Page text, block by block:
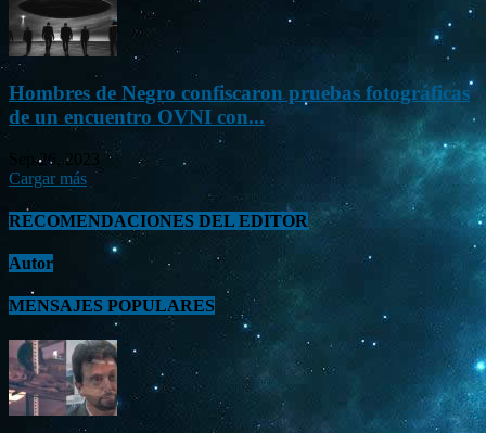
Hombres de Negro confiscaron pruebas fotográficas
de un encuentro OVNI con...
Sep 26, 2023
Cargar más
RECOMENDACIONES DEL EDITOR
Autor
MENSAJES POPULARES